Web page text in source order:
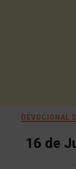
DEVOCIONAL
16 de